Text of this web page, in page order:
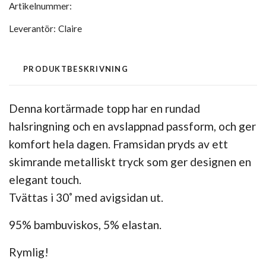
Artikelnummer:
Leverantör: Claire
PRODUKTBESKRIVNING
Denna kortärmade topp har en rundad
halsringning och en avslappnad passform, och ger
komfort hela dagen. Framsidan pryds av ett
skimrande metalliskt tryck som ger designen en
elegant touch.
Tvättas i 30˚ med avigsidan ut.
95% bambuviskos, 5% elastan.
Rymlig!